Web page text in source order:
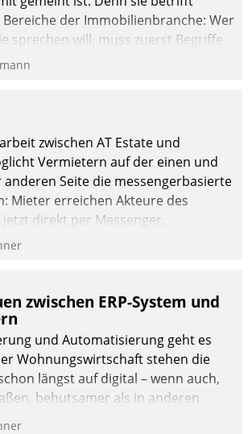
der Immobilienbranche: Wer
sprechen will, muss zuerst Begriffe
ist die betriebliche Optimierung:
optimierte und automatisierte
darf nicht zu viel erwarten: Allein
einer neuen Software ist es nicht
erfordert von Unternehmen
sich zu überprüfen, zu hinterfragen
zwischen AT Estate und
Vermietern auf der einen und
Seite die messengerbasierte
Mieter erreichen Akteure des
direkt per Messenger,
Dienstleister empfangen oder
zwischen ERP-System und
und Automatisierung geht es
Wohnungswirtschaft stehen die
längst auf digital – wenn auch,
behutsamer als in anderen